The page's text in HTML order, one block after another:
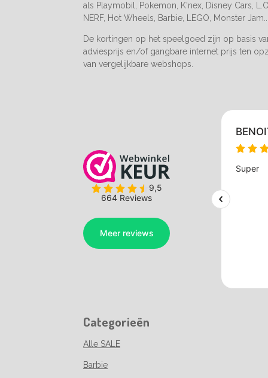
als Playmobil, Pokemon, K'nex, Disney Cars,
NERF, Hot Wheels, Barbie, LEGO, Monster Jam...
De kortingen op het speelgoed zijn op basis
adviesprijs en/of gangbare internet prijs ten
van vergelijkbare webshops.
Categorieën
Alle SALE
Barbie